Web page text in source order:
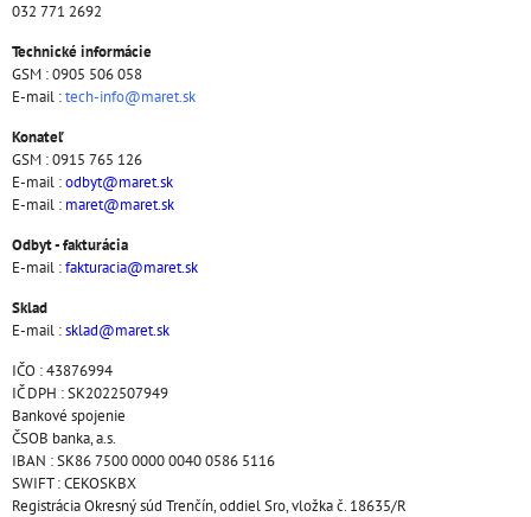
032 771 2692
Technické informácie
GSM : 0905 506 058
E-mail :tech-info@maret.sk
Konateľ
GSM : 0915 765 126
E-mail :odbyt@maret.sk
E-mail : maret@maret.sk
Odbyt - fakturácia
E-mail :fakturacia@maret.sk
Sklad
E-mail :sklad@maret.sk
IČO : 43876994
IČ DPH : SK2022507949
Bankové spojenie
ČSOB banka, a.s.
IBAN : SK86 7500 0000 0040 0586 5116
SWIFT : CEKOSKBX
Registrácia Okresný súd Trenčín, oddiel Sro, vložka č. 18635/R